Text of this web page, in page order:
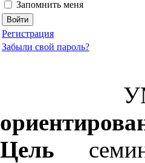
Запомнить меня
Регистрация
Забыли свой пароль?
УМЦ
Цель